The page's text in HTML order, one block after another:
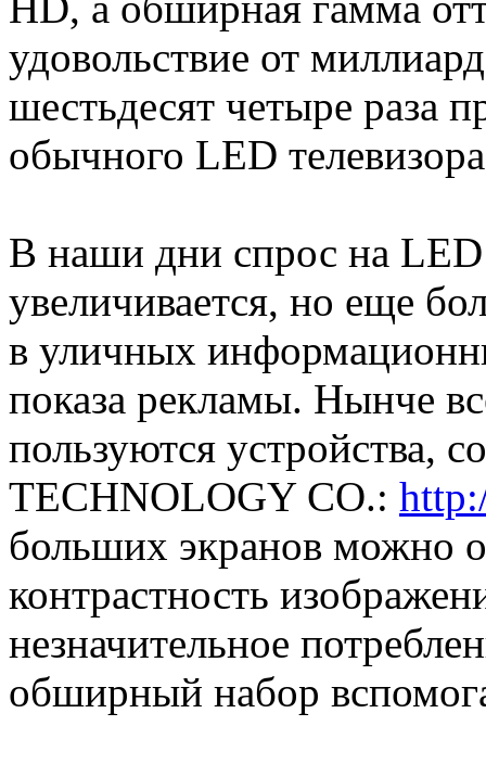
удовольствие от
шестьдесят четыре раза
обычного LED
В наши дни спрос на LED
увеличивается, но еще
в уличных
показа рекламы. Нынче
пользуются устройства,
TECHNOLOGY CO.:
больших экранов можно
контрастность
незначительное
обширный набор